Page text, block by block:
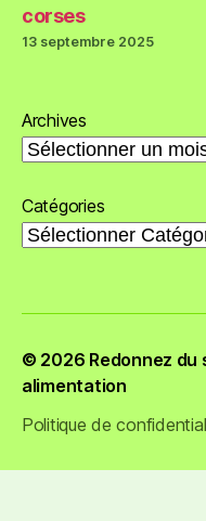
corses
13 septembre 2025
Archives
Catégories
© 2026 Redonnez du
alimentation
Politique de